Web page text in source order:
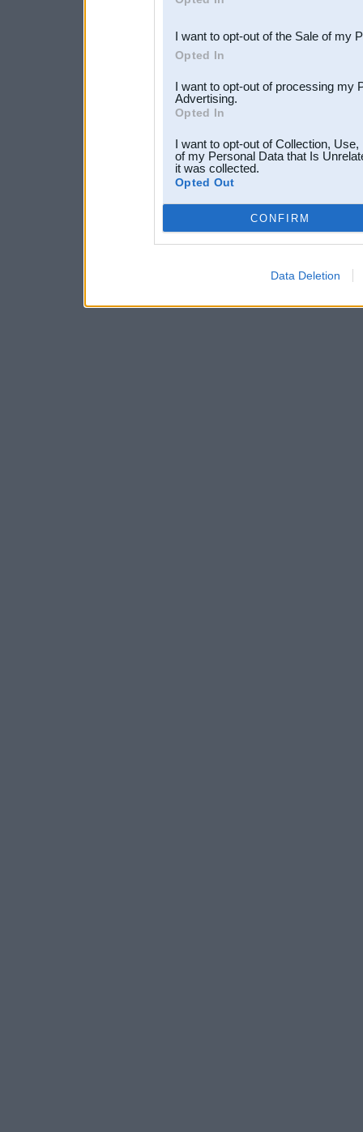
third parties.
I want to opt-out of the Sale of my
Opted In
I want to opt-out of processing my
Advertising.
Opted In
I want to opt-out of Collection,
of my Personal Data that Is
it was collected.
Opted Out
CONFIRM
Data Deletion